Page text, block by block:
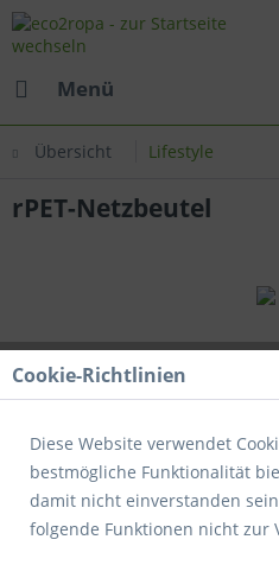
Menü
Übersicht Lifestyle
rPET-Netzbeutel
Cookie-Richtlinien
Diese Website verwendet
bestmögliche Funktionalität
damit nicht einverstanden
folgende Funktionen nicht zur